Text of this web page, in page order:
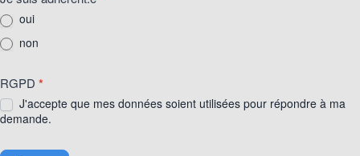
oui
non
RGPD *
demande.